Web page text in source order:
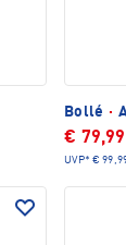
Bollé ·
€ 79,99
UVP* €